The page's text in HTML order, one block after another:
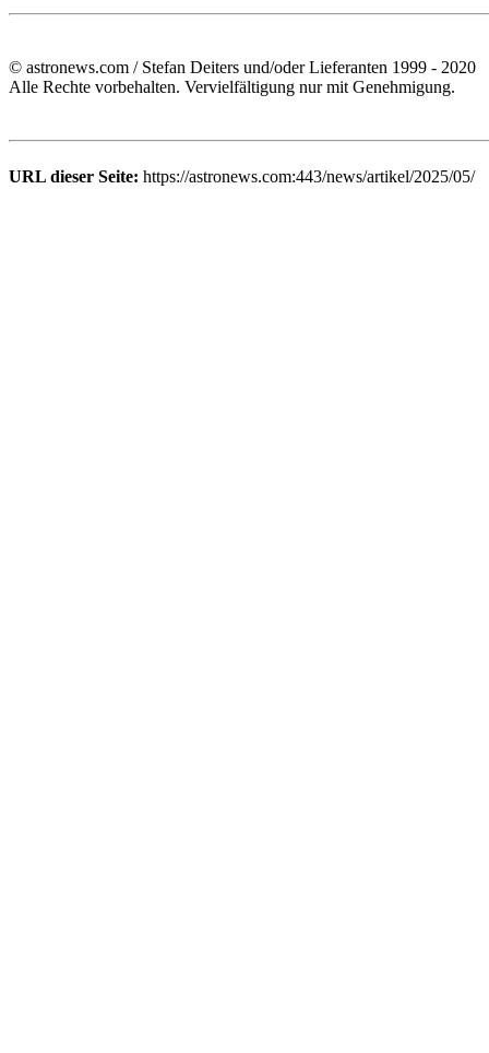
© astronews.com / Stefan Deiters und/oder Lieferanten 1999 - 2020
Alle Rechte vorbehalten. Vervielfältigung nur mit Genehmigung.
URL dieser Seite: https://astronews.com:443/news/artikel/2025/05/